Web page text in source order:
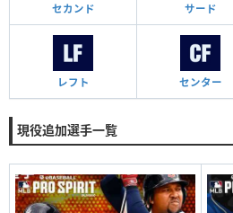
セカンド サード
レフト センター
現役追加選手一覧